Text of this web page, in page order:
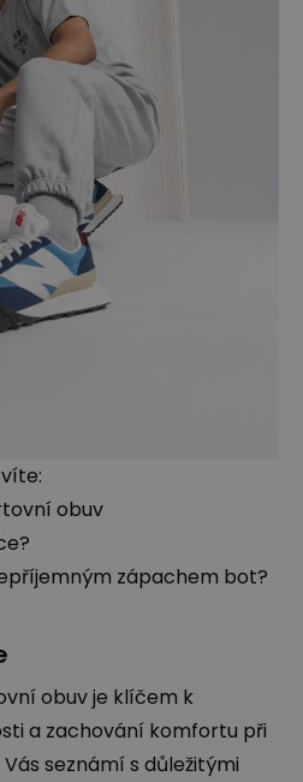
obuv
zápachem bot?
obuv je klíčem k
a zachování komfortu při
seznámí s důležitými